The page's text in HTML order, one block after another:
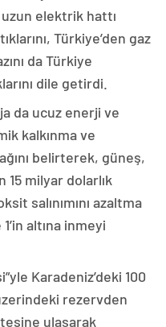
elektrik hattı
Türkiye’den gaz
da Türkiye
dile getirdi.
da ucuz enerji ve
kalkınma ve
belirterek, güneş,
milyar dolarlık
salınımını azaltma
altına inmeyi
Karadeniz’deki 100
rezervden
ulaşarak